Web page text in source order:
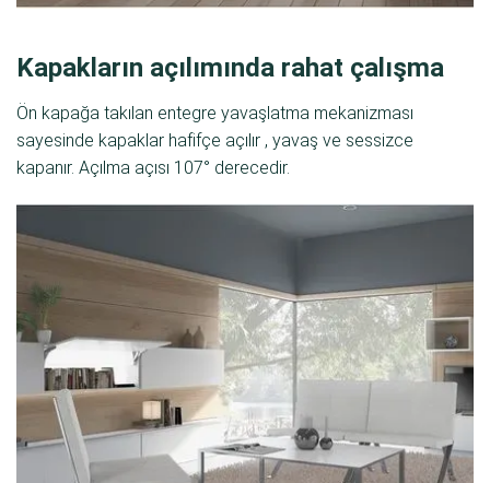
Kapakların açılımında rahat çalışma
Ön kapağa takılan entegre yavaşlatma mekanizması
sayesinde kapaklar hafifçe açılır , yavaş ve sessizce
kapanır. Açılma açısı 107° derecedir.